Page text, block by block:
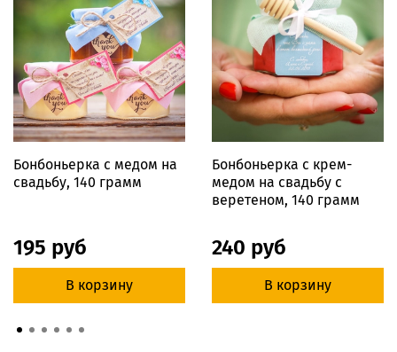
Бонбоньерка с медом на
свадьбу, 140 грамм
195 руб
В корзину
Бонбоньерка с крем-
медом на свадьбу с
веретеном, 140 грамм
240 руб
В корзину